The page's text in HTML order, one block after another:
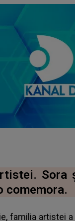
Sora
comemora.
familia artistei